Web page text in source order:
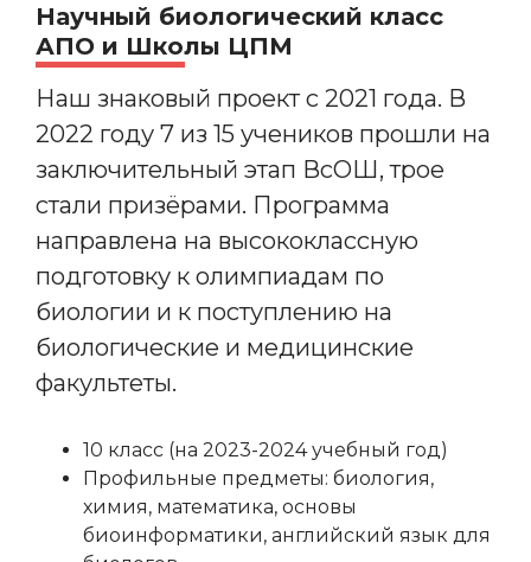
Научный биологический класс
АПО и Школы ЦПМ
Наш знаковый проект с 2021 года. В
2022 году 7 из 15 учеников прошли на
заключительный этап ВсОШ, трое
стали призёрами. Программа
направлена на высококлассную
подготовку к олимпиадам по
биологии и к поступлению на
биологические и медицинские
факультеты.
10 класс (на 2023-2024 учебный год)
Профильные предметы: биология,
химия, математика, основы
биоинформатики, английский язык для